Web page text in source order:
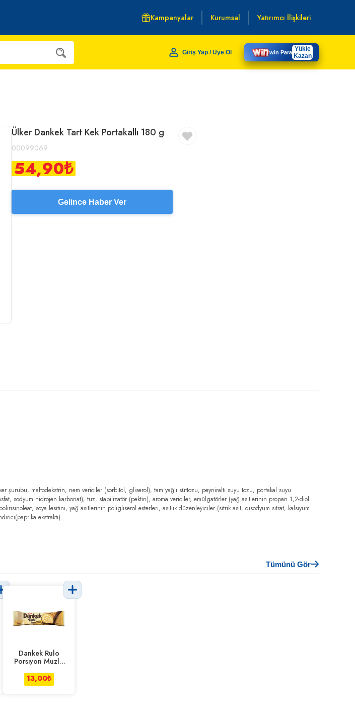
Kampanyalar Kurumsal Yatırımcı İlişkileri
Giriş Yap / Üye Ol win Para Yükle
Kazan
Ülker Dankek Tart Kek Portakallı 180 g
00099069
54,90₺
Gelince Haber Ver
maltodekstrin, nem vericiler (sorbitol, gliserol), tam yağlı süttozu, peyniraltı suyu tozu, portakal suyu
sodyum hidrojen karbonat), tuz, stabilizatör (pektin), aroma vericiler, emülgatörler (yağ asitlerinin propan 1,2-diol
soya lesitini, yağ asitlerinin poligliserol esterleri, asitlik düzenleyiciler (sitrik asit, disodyum sitrat, kalsiyum
ekstraktı).
Tümünü Gör
Dankek Rulo
Porsiyon Muzlu
13,00₺